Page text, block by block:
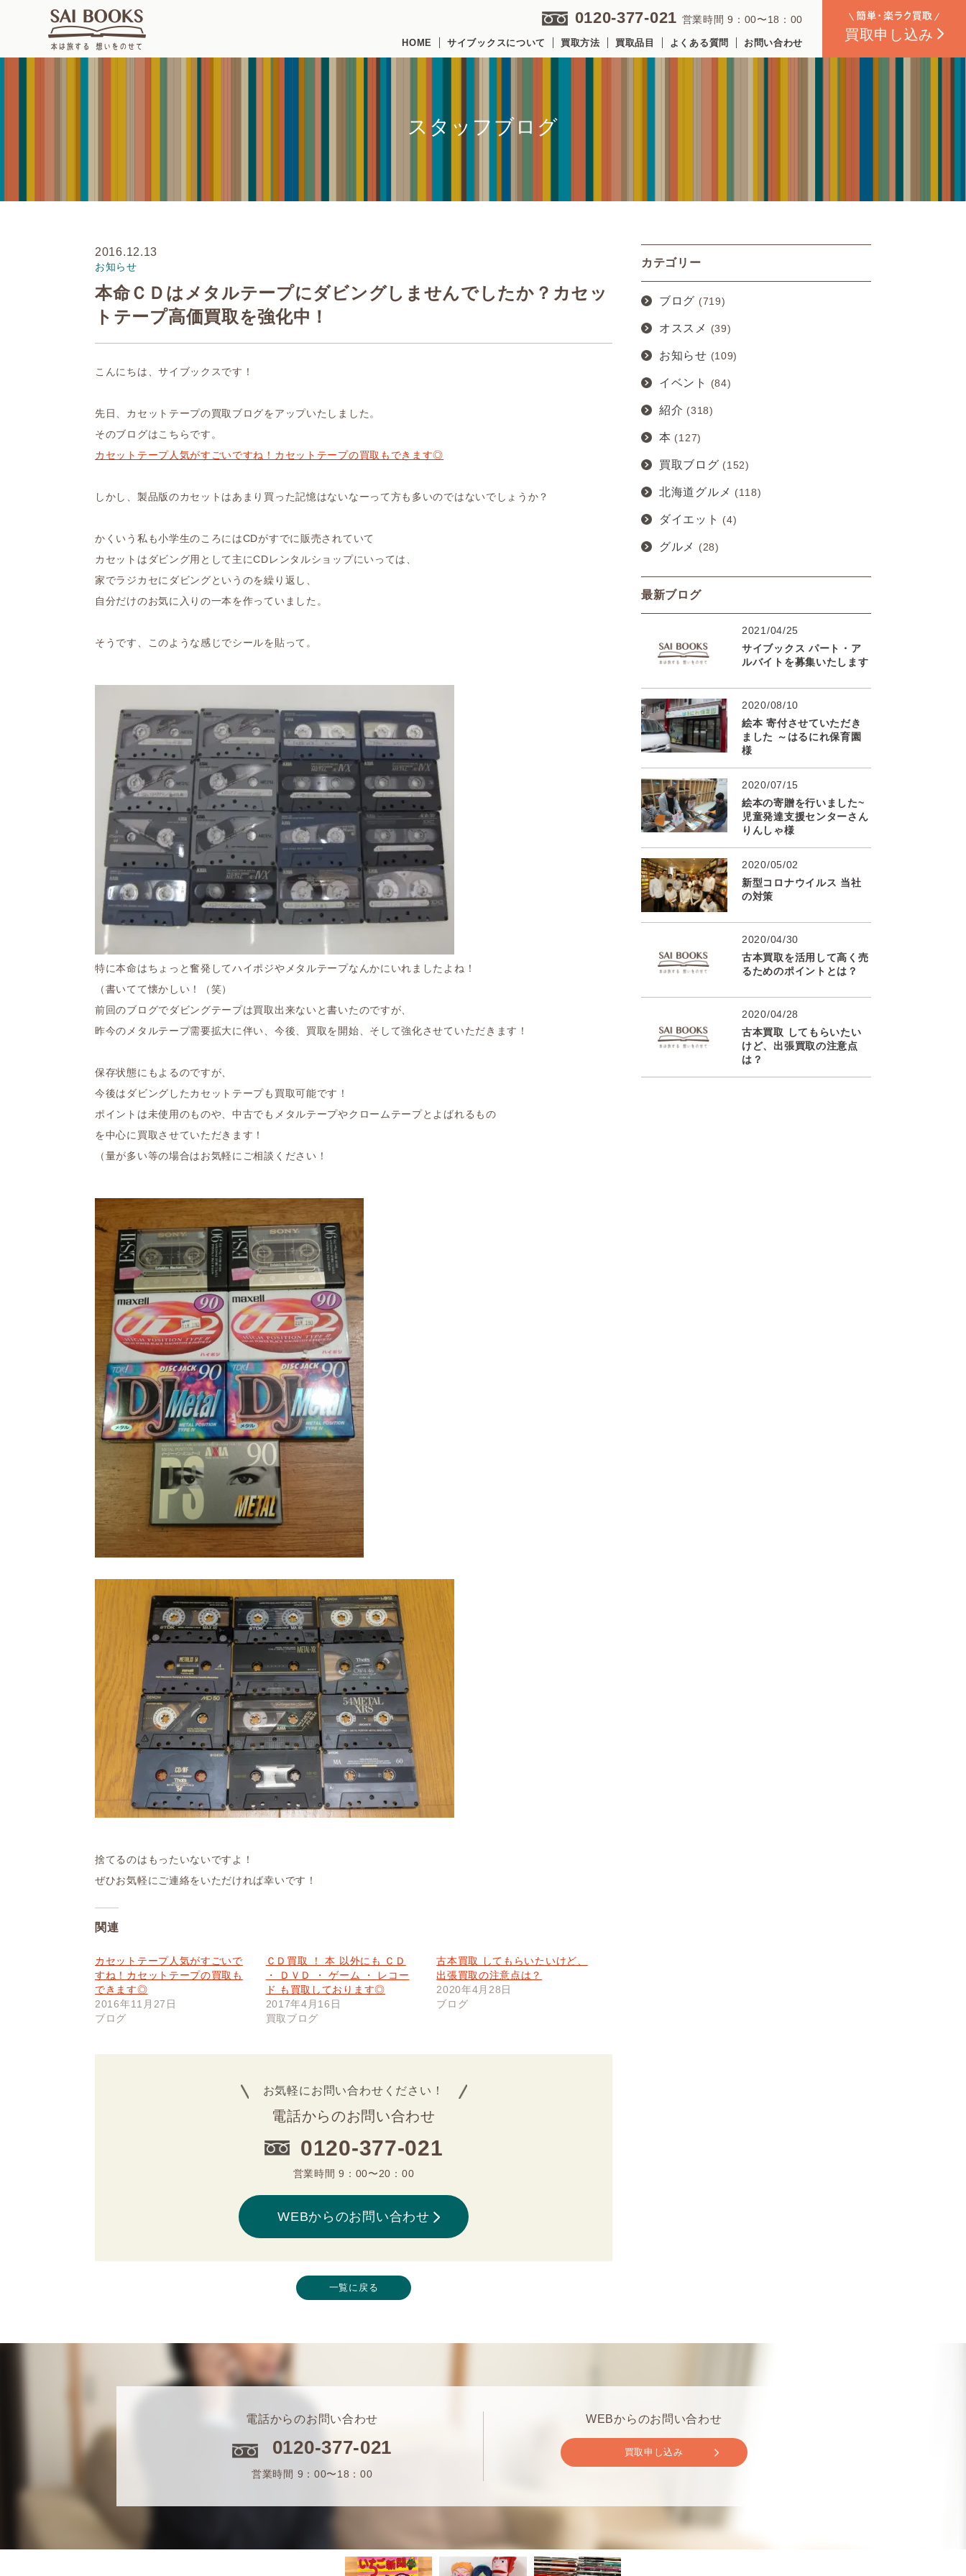
買取申し込み
0120-377-021 営業時間 9：00〜18：00
HOME サイブックスについて 買取方法 買取品目 よくある質問 お問い合わせ
スタッフブログ
2016.12.13
お知らせ
本命ＣＤはメタルテープにダビングしませんでしたか？カセッ
トテープ高価買取を強化中！
こんにちは、サイブックスです！
先日、カセットテープの買取ブログをアップいたしました。
そのブログはこちらです。
カセットテープ人気がすごいですね！カセットテープの買取もできます◎
しかし、製品版のカセットはあまり買った記憶はないなーって方も多いのではないでしょうか？
かくいう私も小学生のころにはCDがすでに販売されていて
カセットはダビング用として主にCDレンタルショップにいっては、
家でラジカセにダビングというのを繰り返し、
自分だけのお気に入りの一本を作っていました。
そうです、このような感じでシールを貼って。
特に本命はちょっと奮発してハイポジやメタルテープなんかにいれましたよね！
（書いてて懐かしい！（笑）
前回のブログでダビングテープは買取出来ないと書いたのですが、
昨今のメタルテープ需要拡大に伴い、今後、買取を開始、そして強化させていただきます！
保存状態にもよるのですが、
今後はダビングしたカセットテープも買取可能です！
ポイントは未使用のものや、中古でもメタルテープやクロームテープとよばれるもの
を中心に買取させていただきます！
（量が多い等の場合はお気軽にご相談ください！
捨てるのはもったいないですよ！
ぜひお気軽にご連絡をいただければ幸いです！
関連
カセットテープ人気がすごいで
すね！カセットテープの買取も
できます◎
2016年11月27日
ブログ
ＣＤ買取 ！ 本 以外にも ＣＤ
・ ＤＶＤ ・ ゲーム ・ レコー
ド も買取しております◎
2017年4月16日
買取ブログ
古本買取 してもらいたいけど、
出張買取の注意点は？
2020年4月28日
ブログ
お気軽にお問い合わせください！
電話からのお問い合わせ
0120-377-021
営業時間 9：00〜20：00
WEBからのお問い合わせ
一覧に戻る
カテゴリー
ブログ (719)
オススメ (39)
お知らせ (109)
イベント (84)
紹介 (318)
本 (127)
買取ブログ (152)
北海道グルメ (118)
ダイエット (4)
グルメ (28)
最新ブログ
2021/04/25
サイブックス パート・ア
ルバイトを募集いたします
2020/08/10
絵本 寄付させていただき
ました ～はるにれ保育園
様
2020/07/15
絵本の寄贈を行いました~
児童発達支援センターさん
りんしゃ様
2020/05/02
新型コロナウイルス 当社
の対策
2020/04/30
古本買取を活用して高く売
るためのポイントとは？
2020/04/28
古本買取 してもらいたい
けど、出張買取の注意点
は？
電話からのお問い合わせ
0120-377-021
営業時間 9：00〜18：00
WEBからのお問い合わせ
買取申し込み